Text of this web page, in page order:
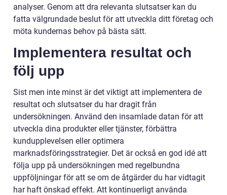
analyser. Genom att dra relevanta slutsatser kan du
fatta välgrundade beslut för att utveckla ditt företag och
möta kundernas behov på bästa sätt.
Implementera resultat och
följ upp
Sist men inte minst är det viktigt att implementera de
resultat och slutsatser du har dragit från
undersökningen. Använd den insamlade datan för att
utveckla dina produkter eller tjänster, förbättra
kundupplevelsen eller optimera
marknadsföringsstrategier. Det är också en god idé att
följa upp på undersökningen med regelbundna
uppföljningar för att se om de åtgärder du har vidtagit
har haft önskad effekt. Att kontinuerligt använda